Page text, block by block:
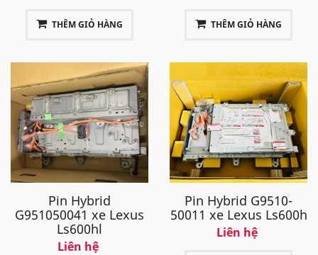
THÊM GIỎ HÀNG THÊM GIỎ HÀNG
Pin Hybrid
G951050041 xe Lexus
Ls600hl
Liên hệ
Pin Hybrid G9510-
50011 xe Lexus Ls600h
Liên hệ